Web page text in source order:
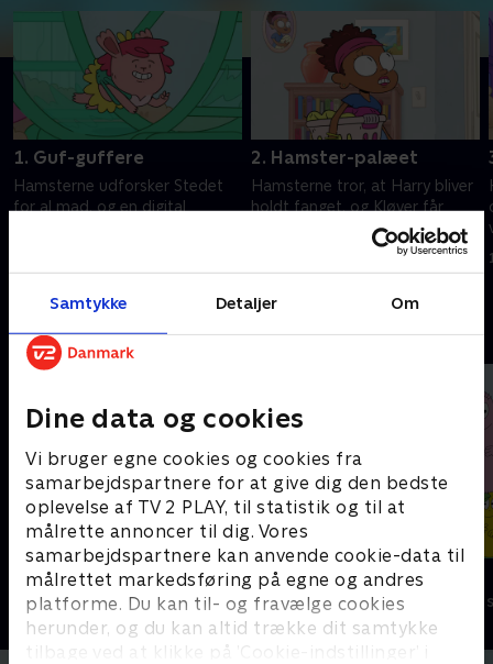
Samtykke Detaljer Om
Dine data og cookies
Vi bruger egne cookies og cookies fra
samarbejdspartnere for at give dig den bedste
oplevelse af TV 2 PLAY, til statistik og til at
målrette annoncer til dig. Vores
samarbejdspartnere kan anvende cookie-data til
målrettet markedsføring på egne og andres
platforme. Du kan til- og fravælge cookies
herunder, og du kan altid trække dit samtykke
tilbage ved at klikke på ’Cookie-indstillinger’ i
1. Guf-guffere
Hamsterne udforsker Stedet
for al mad, og en digital
2. Hamster-palæet
Hamsterne tror, at Harry bliver
holdt fanget, og Kløver får
Andre så også
Gurli Gris
Børneserier • 4 sæsoner
Barbapapa
Børneserier • 1